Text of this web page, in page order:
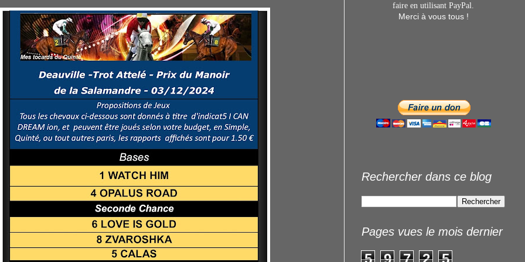
faire en utilisant PayPal.
Merci à vous tous !
Rechercher dans ce blog
Pages vues le mois dernier
5 9 7 2 5